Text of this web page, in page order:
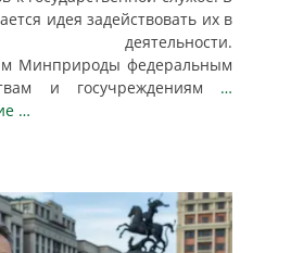
идея задействовать их в
деятельности.
Минприроды федеральным
и госучреждениям …
…